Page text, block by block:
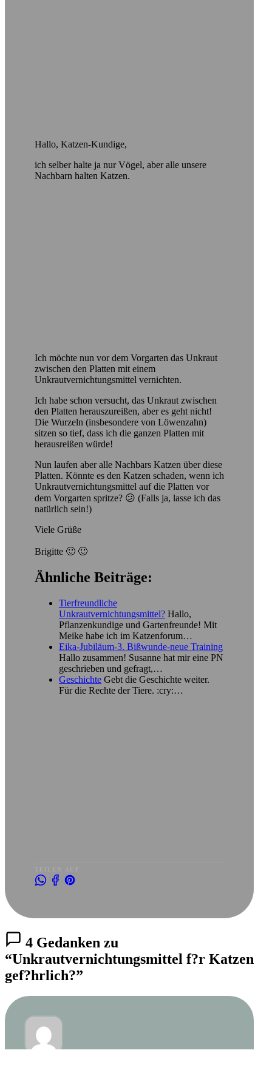
Hallo, Katzen-Kundige,
ich selber halte ja nur Vögel, aber alle unsere
Nachbarn halten Katzen.
Ich möchte nun vor dem Vorgarten das Unkraut
zwischen den Platten mit einem
Unkrautvernichtungsmittel vernichten.
Ich habe schon versucht, das Unkraut zwischen
den Platten herauszureißen, aber es geht nicht!
Die Wurzeln (insbesondere von Löwenzahn)
sitzen so tief, dass ich die ganzen Platten mit
herausreißen würde!
Nun laufen aber alle Nachbars Katzen über diese
Platten. Könnte es den Katzen schaden, wenn ich
Unkrautvernichtungsmittel auf die Platten vor
dem Vorgarten spritze? 😕 (Falls ja, lasse ich das
natürlich sein!)
Viele Grüße
Brigitte 🙂 🙂
Ähnliche Beiträge:
Tierfreundliche
Unkrautvernichtungsmittel? Hallo,
Pflanzenkundige und Gartenfreunde! Mit
Meike habe ich im Katzenforum…
Eika-Jubiläum-3. Bißwunde-neue Training
Hallo zusammen! Susanne hat mir eine PN
geschrieben und gefragt,…
Geschichte Gebt die Geschichte weiter.
Für die Rechte der Tiere. :cry:…
4 Gedanken zu
“Unkrautvernichtungsmittel f?r Katzen
gef?hrlich?”